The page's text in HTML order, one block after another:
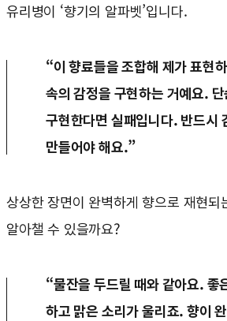
유리병이 ‘향기의 알파벳’입니다.
“이 향료들을 조합해 제가 표현
속의 감정을 구현하는 거예요.
구현한다면 실패입니다. 반드시
만들어야 해요.”
상상한 장면이 완벽하게 향으로 재현되
알아챌 수 있을까요?
“물잔을 두드릴 때와 같아요. 좋
하고 맑은 소리가 울리죠. 향이